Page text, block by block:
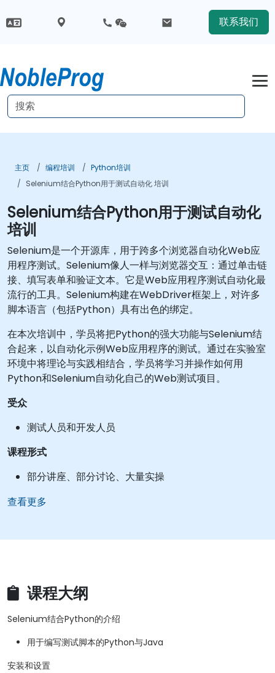
联系我们
主页 编程培训
Python培训
Selenium结合Python用于测试自动化 培训
Selenium结合Python用于测试自动化
培训
Selenium是一个开源库，用于跨多个浏览器自动化Web应
用程序测试。Selenium像人一样与浏览器交互：通过单击链
接、填写表单和验证文本。它是Web应用程序测试自动化最
流行的工具。Selenium构建在WebDriver框架上，对许多
脚本语言（包括Python）具有出色的绑定。
在本次培训中，学员将把Python的强大功能与Selenium结
合起来，以自动化示例Web应用程序的测试。通过在实验室
环境中将理论与实践相结合，学员将学习并操作如何用
Python和Selenium自动化自己的Web测试项目。
受众
测试人员和开发人员
课程形式
部分讲座、部分讨论、大量实操
查看更多
课程大纲
Selenium结合Python的介绍
用于编写测试脚本的Python与Java
安装和设置